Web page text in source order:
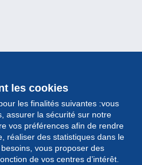
les cookies
les finalités suivantes :vous
assurer la sécurité sur notre
vos préférences afin de rendre
réaliser des statistiques dans le
vous proposer des
de vos centres d’intérêt.